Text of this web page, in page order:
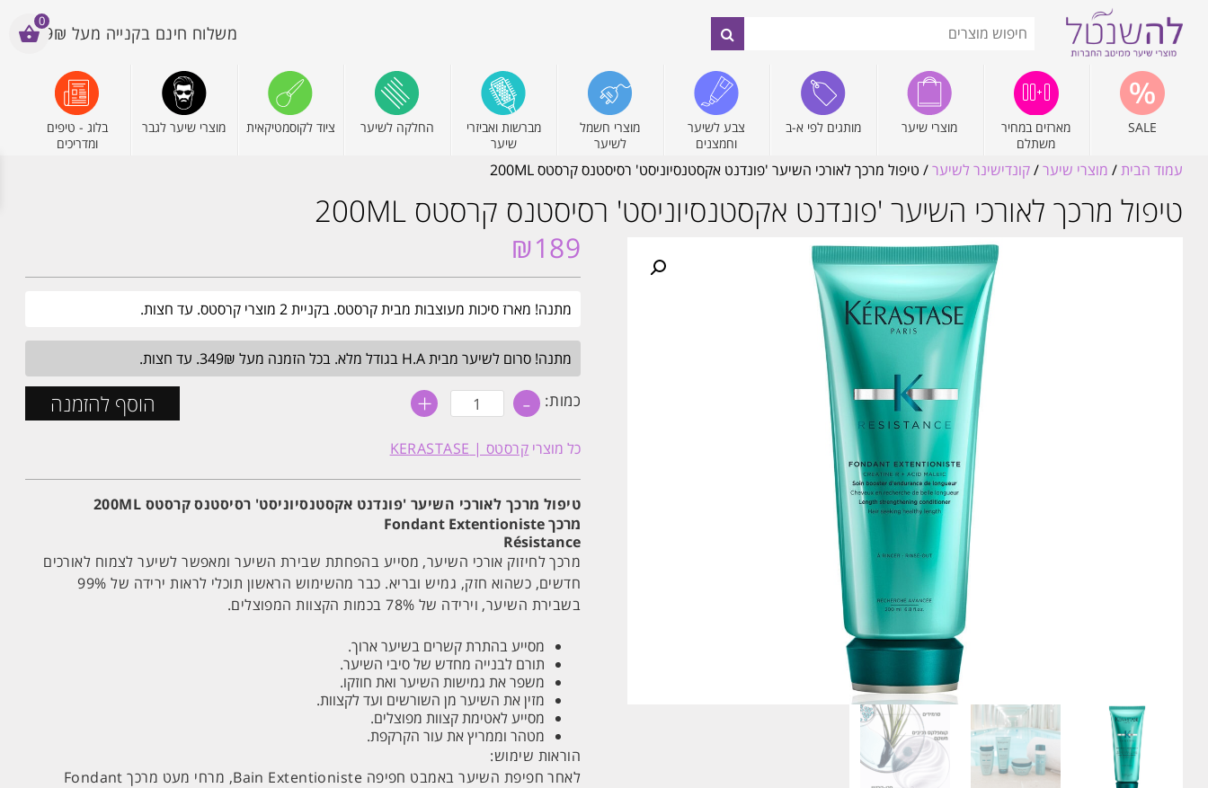
משלוח חינם בקנייה מעל 199₪
SALE
מארזים במחיר
משתלם
מוצרי שיער מותגים לפי א-ב
צבע לשיער
וחמצנים
מוצרי חשמל
לשיער
מברשות ואביזרי
שיער
החלקה לשיער ציוד לקוסמטיקאית מוצרי שיער לגבר
בלוג - טיפים
ומדריכים
עמוד הבית/ מוצרי שיער/קונדישינר לשיער/ טיפול מרכך לאורכי השיער 'פונדנט אקסטנסיוניסט' רסיסטנס קרסטס 200ML
טיפול מרכך לאורכי השיער 'פונדנט אקסטנסיוניסט' רסיסטנס קרסטס 200ML
₪189
מתנה! מארז סיכות מעוצבות מבית קרסטס. בקניית 2 מוצרי קרסטס. עד חצות.
מתנה! סרום לשיער מבית H.A בגודל מלא. בכל הזמנה מעל 349₪. עד חצות.
כמות: - כמות
של
מרכך
לאורכי
'פונדנט
אקסטנסיוניסט'
רסיסטנס
קרסטס
200ML
+ הוסף להזמנה
כל מוצרי קרסטס | KERASTASE
טיפול מרכך לאורכי השיער 'פונדנט אקסטנסיוניסט' רסיסטנס קרסטס 200ML
מרכך Fondant Extentioniste
Résistance
מרכך לחיזוק אורכי השיער, מסייע בהפחתת שבירת השיער ומאפשר לשיער לצמוח לאורכים
חדשים, כשהוא חזק, גמיש ובריא. כבר מהשימוש הראשון תוכלי לראות ירידה של 99%
בשבירת השיער, וירידה של 78% בכמות הקצוות המפוצלים.
מסייע בהתרת קשרים בשיער ארוך.
תורם לבנייה מחדש של סיבי השיער.
משפר את גמישות השיער ואת חוזקו.
מזין את השיער מן השורשים ועד לקצוות.
מסייע לאטימת קצוות מפוצלים.
מטהר וממריץ את עור הקרקפת.
הוראות שימוש:
לאחר חפיפת השיער באמבט חפיפה Bain Extentioniste, מרחי מעט מרכך Fondant
0